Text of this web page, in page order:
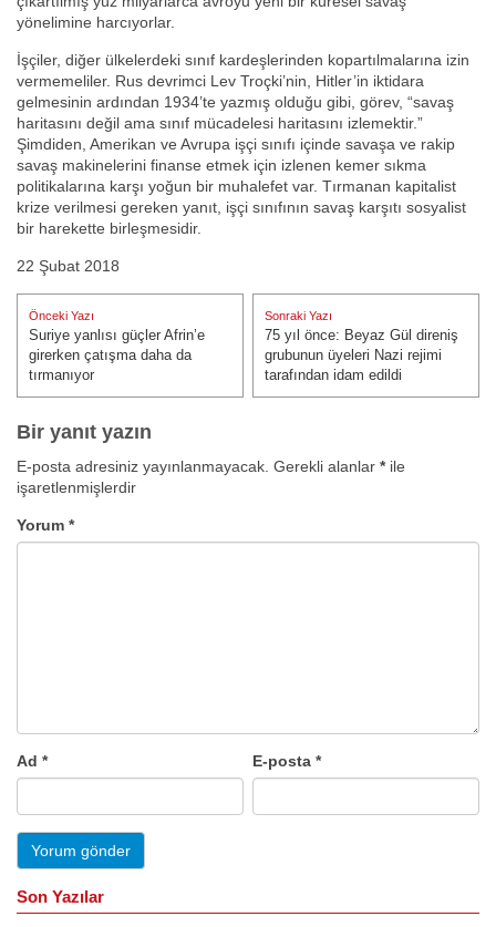
yönelimine harcıyorlar.
İşçiler, diğer ülkelerdeki sınıf kardeşlerinden kopartılmalarına izin
vermemeliler. Rus devrimci Lev Troçki’nin, Hitler’in iktidara
gelmesinin ardından 1934’te yazmış olduğu gibi, görev, “savaş
haritasını değil ama sınıf mücadelesi haritasını izlemektir.”
Şimdiden, Amerikan ve Avrupa işçi sınıfı içinde savaşa ve rakip
savaş makinelerini finanse etmek için izlenen kemer sıkma
politikalarına karşı yoğun bir muhalefet var. Tırmanan kapitalist
krize verilmesi gereken yanıt, işçi sınıfının savaş karşıtı sosyalist
bir harekette birleşmesidir.
22 Şubat 2018
Yazı
gezinmesi
Önceki Yazı
Önceki Yazı:
Suriye yanlısı güçler Afrin’e
girerken çatışma daha da
tırmanıyor
Sonraki Yazı
Sonraki Yazı:
75 yıl önce: Beyaz Gül direniş
grubunun üyeleri Nazi rejimi
tarafından idam edildi
Bir yanıt yazın
E-posta adresiniz yayınlanmayacak. Gerekli alanlar *ile
işaretlenmişlerdir
Yorum *
Ad * E-posta*
Son Yazılar